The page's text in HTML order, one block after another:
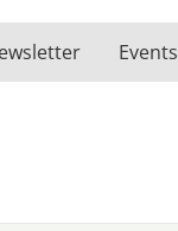
Events